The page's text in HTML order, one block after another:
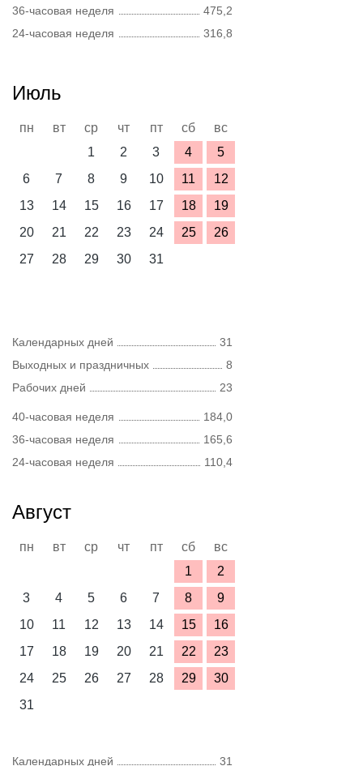
36-часовая неделя
475,2
24-часовая неделя
316,8
Июль
пн вт ср чт пт сб
вс
1
2 3 4
5
6
7 8 9 10 11
12
13
14 15 16 17 18
19
20
21 22 23 24 25
26
27
28 29 30 31
Календарных дней
31
Выходных и праздничных
8
Рабочих дней
23
40-часовая неделя
184,0
36-часовая неделя
165,6
24-часовая неделя
110,4
Август
пн вт ср чт пт сб
вс
1
2
3
4 5 6 7 8
9
10
11 12 13 14 15
16
17
18 19 20 21 22
23
24
25 26 27 28 29
30
31
Календарных дней
31